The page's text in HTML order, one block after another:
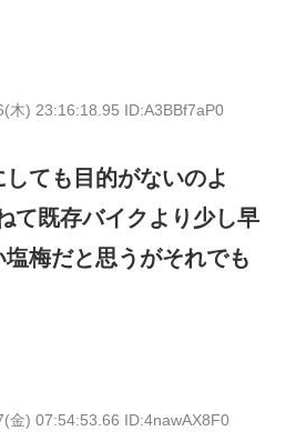
木) 23:16:18.95 ID:A3BBf7aP0
ても目的がないのよ
て既存バイクより少し早
塩梅だと思うがそれでも
金) 07:54:53.66 ID:4nawAX8F0